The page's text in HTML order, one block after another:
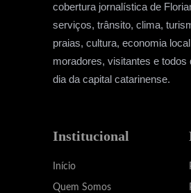
cobertura jornalística de
serviços, trânsito, clima,
praias, cultura, economia
moradores, visitantes e
dia da capital catarinense.
Institucional
Início
Quem Somos